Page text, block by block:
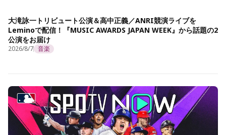
大滝詠一トリビュート公演＆高中正義／ANRI競演ライブを
Leminoで配信！『MUSIC AWARDS JAPAN WEEK』から話題の2
公演をお届け
2026/8/7 音楽